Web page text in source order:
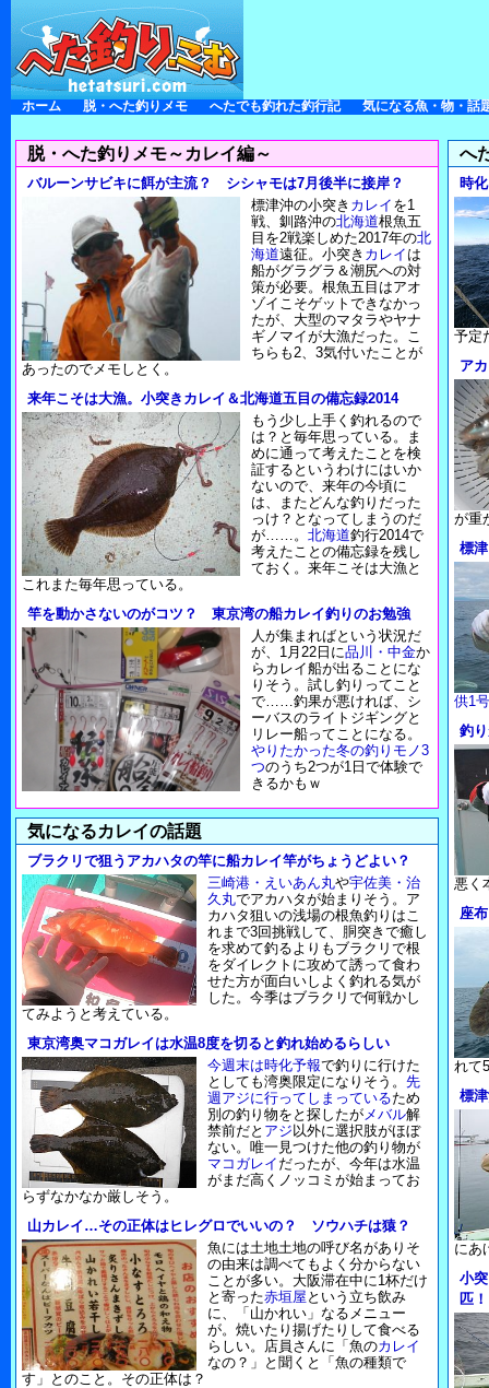
ホーム 脱・へた釣りメモ へたでも釣れた釣行記 気になる魚・物・話
脱・へた釣りメモ～カレイ編～
バルーンサビキに餌が主流？ シシャモは7月後半に接岸？
標津沖の小突き カレイ を1
戦、釧路沖の北海道根魚五
目を2戦楽しめた2017年の北
海道遠征。小突き カレイ は
船がグラグラ＆潮尻への対
策が必要。根魚五目はアオ
ゾイこそゲットできなかっ
たが、大型のマタラやヤナ
ギノマイが大漁だった。こ
ちらも2、3気付いたことが
あったのでメモしとく。
来年こそは大漁。小突きカレイ＆北海道五目の備忘録2014
もう少し上手く釣れるので
は？と毎年思っている。ま
めに通って考えたことを検
証するというわけにはいか
ないので、来年の今頃に
は、またどんな釣りだった
っけ？となってしまうのだ
が……。 北海道釣行2014で
考えたことの備忘録を残し
ておく。来年こそは大漁と
これまた毎年思っている。
竿を動かさないのがコツ？ 東京湾の船カレイ釣りのお勉強
人が集まればという状況だ
が、1月22日に品川・中金か
らカレイ船が出ることにな
りそう。試し釣りってこと
で……釣果が悪ければ、シ
ーバスのライトジギングと
リレー船ってことになる。
やりたかった冬の釣りモノ3
つのうち2つが1日で体験で
きるかもｗ
気になるカレイの話題
ブラクリで狙うアカハタの竿に船カレイ竿がちょうどよい？
三崎港・えいあん丸や宇佐美・治
久丸でアカハタが始まりそう。ア
カハタ狙いの浅場の根魚釣りはこ
れまで3回挑戦して、胴突きで癒し
を求めて釣るよりもブラクリで根
をダイレクトに攻めて誘って食わ
せた方が面白いしよく釣れる気が
した。今季はブラクリで何戦かし
てみようと考えている。
東京湾奥マコガレイは水温8度を切ると釣れ始めるらしい
今週末は時化予報で釣りに行けた
としても湾奥限定になりそう。 先
週アジに行ってしまっているため
別の釣り物をと探したがメバル解
禁前だと アジ 以外に選択肢がほぼ
ない。唯一見つけた他の釣り物が
マコガレイ だったが、今年は水温
がまだ高くノッコミが始まってお
らずなかなか厳しそう。
山カレイ…その正体はヒレグロでいいの？ ソウハチは猿？
魚には土地土地の呼び名がありそ
の由来は調べてもよく分からない
ことが多い。大阪滞在中に1杯だけ
と寄った赤垣屋 という立ち飲み
に、「山かれい」なるメニュー
が。焼いたり揚げたりして食べる
らしい。店員さんに「魚のカレイ
なの？」と聞くと「魚の種類で
す」とのこと。その正体は？
へ
時
予定
ア
が重
標
供1号
釣
悪く
座
れて
標
にあ
小
匹！